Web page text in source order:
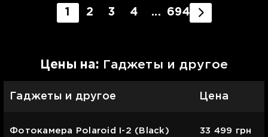
1 2 3 4 ... 694
Цены на: Гаджеты и другое
Гаджеты и другое Цена
Фотокамера Polaroid I-2 (Black) 33 499 грн